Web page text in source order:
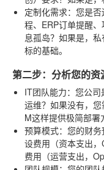
定制化需求：您是
程、ERP订单提醒
息孤岛？如果是，
标的基础。
第二步：分析您的资
IT团队能力：您公
运维？如果没有，
M这样提供极简部署
预算模式：您的财
设费用（资本支出
费用（运营支出，